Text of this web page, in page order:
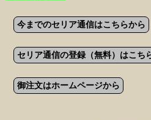
今までのセリア通信はこちらから
セリア通信の登録（無料）はこち
御注文はホームページから